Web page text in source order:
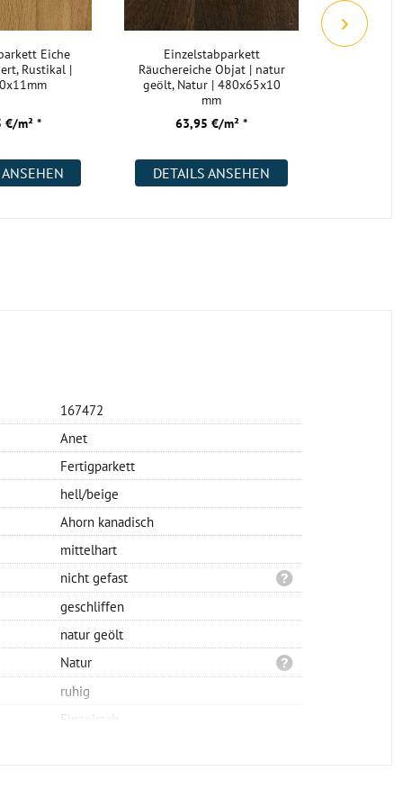
Eiche
Rustikal |
€/m² *
Einzelstabparkett
Räuchereiche Objat | natur
geölt, Natur | 480x65x10
mm
63,95 €/m² *
DETAILS ANSEHEN
167472
Anet
Fertigparkett
hell/beige
Ahorn kanadisch
mittelhart
nicht gefast
geschliffen
natur geölt
Natur
ruhig
Einzelstab